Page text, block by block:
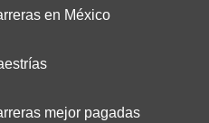
en México
mejor pagadas